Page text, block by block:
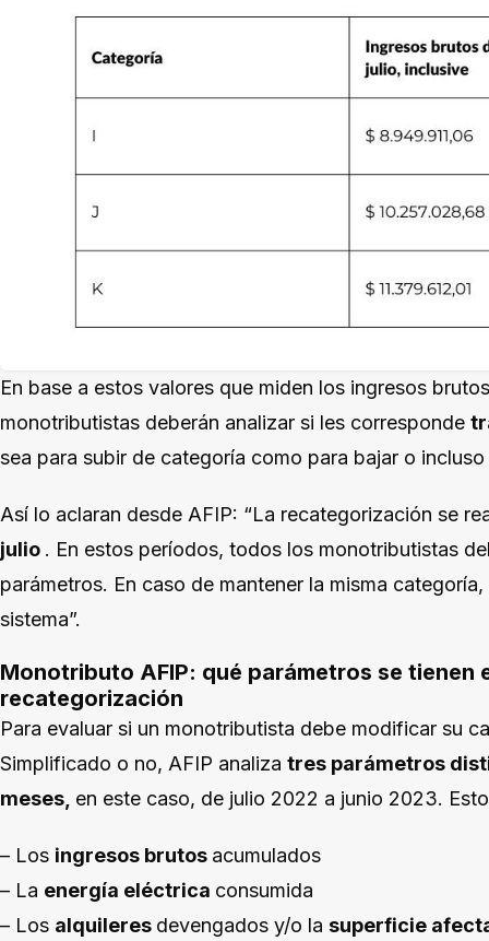
En base a estos valores que miden los ingresos
monotributistas deberán analizar si les corresponde
sea para subir de categoría como para bajar o incluso
Así lo aclaran desde AFIP: “La recategorización se
julio . En estos períodos, todos los monotributistas
parámetros. En caso de mantener la misma
sistema”.
Monotributo AFIP: qué parámetros se tienen
recategorización
Para evaluar si un monotributista debe modificar su
Simplificado o no, AFIP analiza tres parámetros
meses, en este caso, de julio 2022 a junio 2023.
– Los ingresos brutos acumulados
– La energía eléctrica consumida
– Los alquileres devengados y/o la superficie